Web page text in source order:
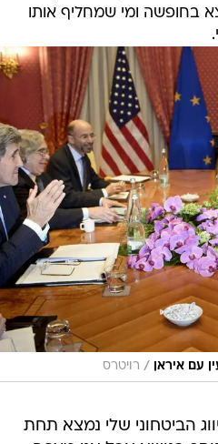
בחופשה ומי שמחליף אותו
עם איראן / רויטרס
הביטחוני שלי נמצא תחת